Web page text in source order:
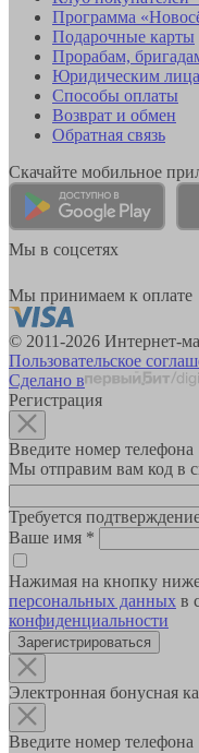
Программа
Подарочные карты
Прорабам,
Юридическим
Способы оплаты
Возврат и обмен
Обратная связь
Скачайте мобильное
Мы в соцсетях
Мы принимаем к оплате
© 2011-2026 Интернет-
Пользовательское
Сделано в
Регистрация
Введите номер телефона
Мы отправим вам код в
Требуется
Ваше имя *
Нажимая на кнопку
персональных данных в
конфиденциальности
Зарегистрироваться
Электронная бонусная
Введите номер телефона